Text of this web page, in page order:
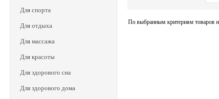
Для спорта
Для отдыха
Для массажа
Для красоты
Для здорового сна
Для здорового дома
По выбранным критериям товаров